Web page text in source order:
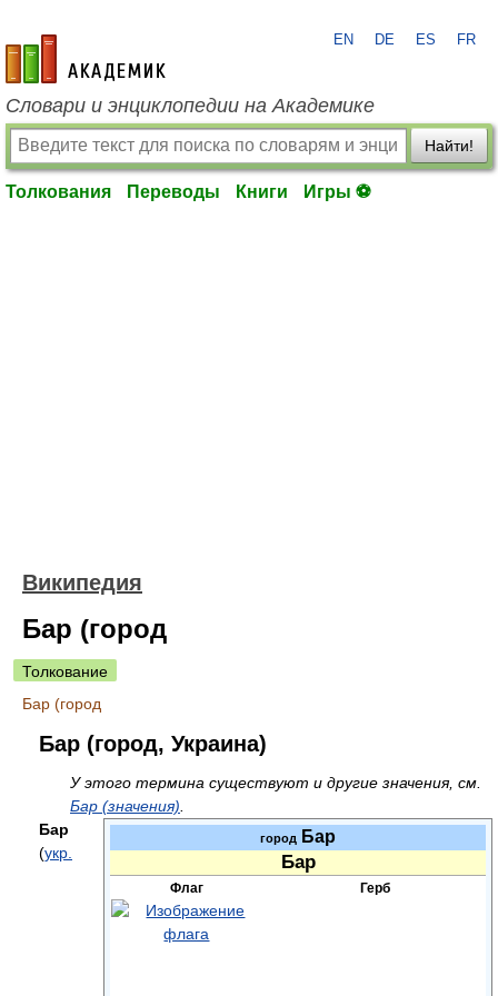
academic.ru
EN DE ES FR
Словари и энциклопедии на Академике
Найти!
Толкования Переводы Книги Игры ⚽
Википедия
Бар (город
Толкование
Бар (город
Бар (город, Украина)
У этого термина существуют и другие значения, см.
Бар (значения)
город Бар
Бар
Флаг Герб
Бар
(укр.